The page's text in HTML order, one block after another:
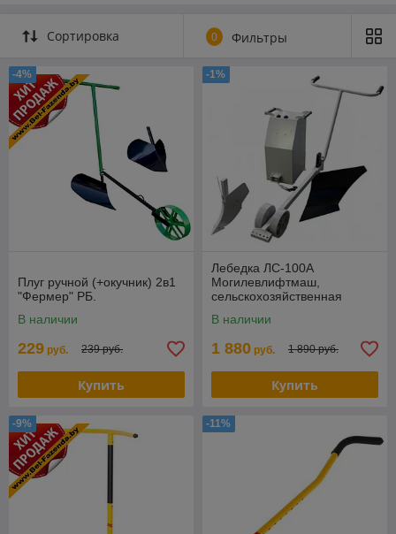
Сортировка 0 Фильтры
-4%
Плуг ручной (+окучник) 2в1
"Фермер" РБ.
В наличии
229 руб. 239 руб.
Купить
-1%
Лебедка ЛС-100А
Могилевлифтмаш,
сельскохозяйственная
В наличии
1 880 руб. 1 890 руб.
Купить
-9% -11%